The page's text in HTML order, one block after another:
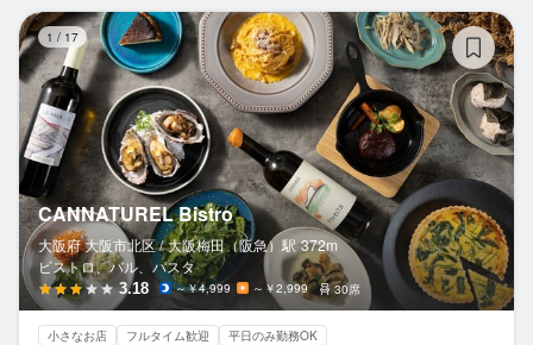
1 / 17
CANNATUREL Bistro
大阪府 大阪市北区 / 大阪梅田（阪急） 駅 372m
ビストロ、バル、パスタ
3.18 ～￥4,999 ～￥2,999 30席
小さなお店 フルタイム歓迎 平日のみ勤務OK